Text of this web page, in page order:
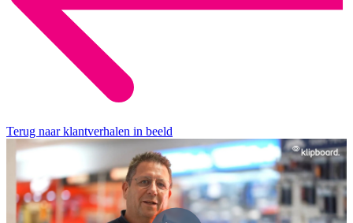
Terug naar klantverhalen in beeld